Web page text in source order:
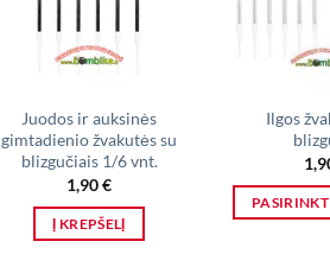
Juodos ir auksinės
gimtadienio žvakutės su
blizgučiais 1/6 vnt.
1,90€
Į KREPŠELĮ
Ilgos